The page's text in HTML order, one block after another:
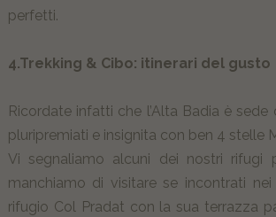
perfetti.
4.Trekking & Cibo: itinerari del gusto
Ricordate infatti che l’Alta Badia è sede
pluripremiati e insignita con ben 4 stelle
Vi segnaliamo alcuni dei nostri rifugi
manchiamo di visitare se incontrati
rifugio Col Pradat con la sua terrazza